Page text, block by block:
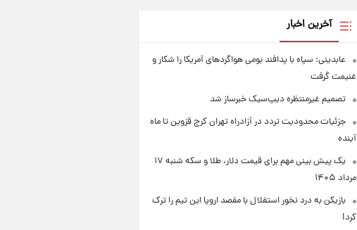
آخرین اخبار
عابدینی: سپاه با پدافند بومی هواگردهای آمریکا را شکار و
غنیمت گرفت
تصمیم غیرمنتظره دیپ‌سیک خبرساز شد
جزئیات محدودیت تردد در آزادراه تهران کرج قزوین تا ماه
آینده
یک پیش ‌بینی مهم برای قیمت دلار، طلا و سکه شنبه ۱۷
مرداد ۱۴۰۵
بازیکن به درد نخور استقلال با مقصد اروپا این تیم را ترک
کرد!